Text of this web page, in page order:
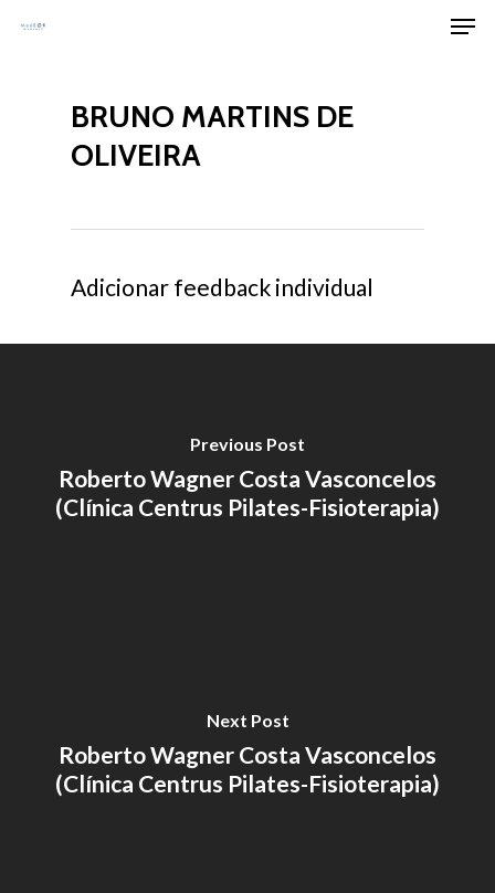
Skip
contentBRUNO MARTINS DE
OLIVEIRA
Adicionar feedback individual
Previous Post
Roberto Wagner Costa Vasconcelos
(Clínica Centrus Pilates-Fisioterapia)
Next Post
Roberto Wagner Costa Vasconcelos
(Clínica Centrus Pilates-Fisioterapia)